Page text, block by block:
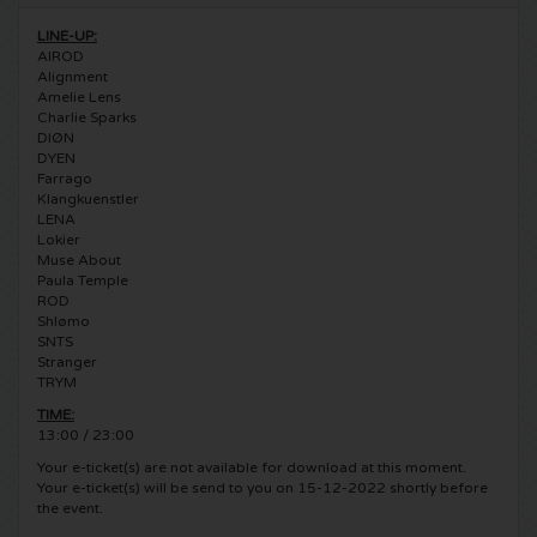
5 Seconds of Summer kaartjes
Simple Minds kaartjes
Toto kaartjes
UB 40 kaarten
De Amsterdamse Zomer kaarten
Normaal kaartjes
Tom Jones kaartjes
Ed Sheeran kaartjes
Pinkpop kaartjes
Dance Valley kaartjes
Intents kaartjes
Valhalla kaartjes
OH MY kaartjes
Kralingse Bos Festival
Free Your Mind Festival kaartjes
Crazyland kaartjes
Hardcore4life kaartjes
Shockerz kaartjes
Swedish House Mafia kaartjes
Charlotte de Witte kaartjes
909 kaartjes
DLDK kaarten
LINE-UP:
AIROD
Alignment
Amelie Lens
Charlie Sparks
DIØN
DYEN
Farrago
Klangkuenstler
LENA
Lokier
Muse About
Paula Temple
ROD
Shlømo
SNTS
Stranger
TRYM
TIME:
13:00 / 23:00
Your e-ticket(s) are not available for download at this moment.
Your e-ticket(s) will be send to you on 15-12-2022 shortly before
the event.